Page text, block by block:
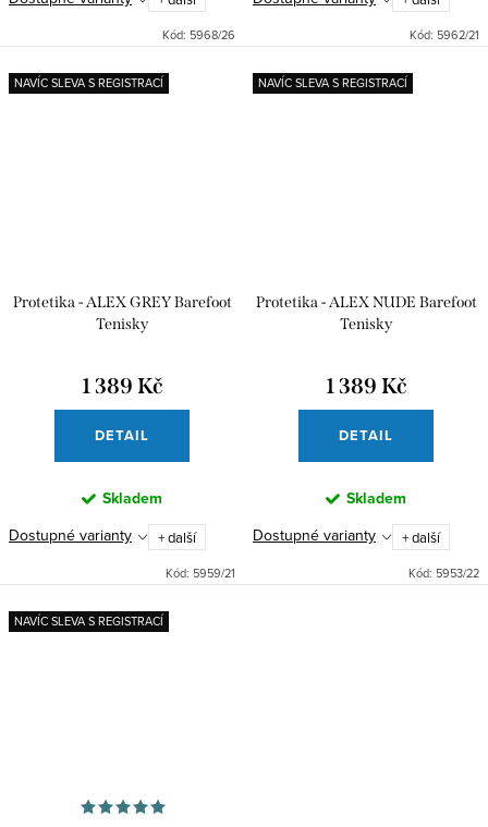
Kód: 5968/26 Kód: 5962/21
NAVÍC SLEVA S REGISTRACÍ
Protetika - ALEX GREY Barefoot
Tenisky
1 389 Kč
DETAIL
Skladem
Dostupné varianty
+ další
Kód: 5959/21
NAVÍC SLEVA S REGISTRACÍ
Protetika - ALEX NUDE Barefoot
Tenisky
1 389 Kč
DETAIL
Skladem
Dostupné varianty
+ další
Kód: 5953/22
NAVÍC SLEVA S REGISTRACÍ